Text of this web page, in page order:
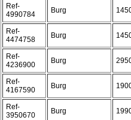
Ref-
4990784
Burg
Ref-
4474758
Burg
Ref-
4236900
Burg
Ref-
4167590
Burg
Ref-
3950670
Burg